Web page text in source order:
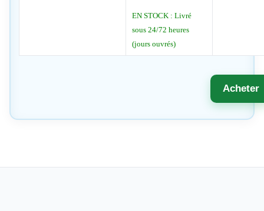
EN STOCK : Livré
sous 24/72 heures
(jours ouvrés)
Acheter